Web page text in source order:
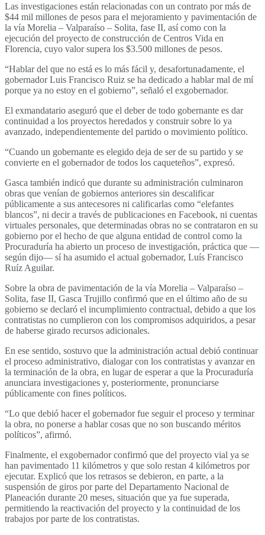
Las investigaciones están relacionadas con un contrato por más de
$44 mil millones de pesos para el mejoramiento y pavimentación de
la vía Morelia – Valparaíso – Solita, fase II, así como con la
ejecución del proyecto de construcción de Centros Vida en
Florencia, cuyo valor supera los $3.500 millones de pesos.
“Hablar del que no está es lo más fácil y, desafortunadamente, el
gobernador Luis Francisco Ruiz se ha dedicado a hablar mal de mí
porque ya no estoy en el gobierno”, señaló el exgobernador.
El exmandatario aseguró que el deber de todo gobernante es dar
continuidad a los proyectos heredados y construir sobre lo ya
avanzado, independientemente del partido o movimiento político.
“Cuando un gobernante es elegido deja de ser de su partido y se
convierte en el gobernador de todos los caqueteños”, expresó.
Gasca también indicó que durante su administración culminaron
obras que venían de gobiernos anteriores sin descalificar
públicamente a sus antecesores ni calificarlas como “elefantes
blancos”, ni decir a través de publicaciones en Facebook, ni cuentas
virtuales personales, que determinadas obras no se contrataron en su
gobierno por el hecho de que alguna entidad de control como la
Procuraduría ha abierto un proceso de investigación, práctica que —
según dijo— sí ha asumido el actual gobernador, Luís Francisco
Ruíz Aguilar.
Sobre la obra de pavimentación de la vía Morelia – Valparaíso –
Solita, fase II, Gasca Trujillo confirmó que en el último año de su
gobierno se declaró el incumplimiento contractual, debido a que los
contratistas no cumplieron con los compromisos adquiridos, a pesar
de haberse girado recursos adicionales.
En ese sentido, sostuvo que la administración actual debió continuar
el proceso administrativo, dialogar con los contratistas y avanzar en
la terminación de la obra, en lugar de esperar a que la Procuraduría
anunciara investigaciones y, posteriormente, pronunciarse
públicamente con fines políticos.
“Lo que debió hacer el gobernador fue seguir el proceso y terminar
la obra, no ponerse a hablar cosas que no son buscando méritos
políticos”, afirmó.
Finalmente, el exgobernador confirmó que del proyecto vial ya se
han pavimentado 11 kilómetros y que solo restan 4 kilómetros por
ejecutar. Explicó que los retrasos se debieron, en parte, a la
suspensión de giros por parte del Departamento Nacional de
Planeación durante 20 meses, situación que ya fue superada,
permitiendo la reactivación del proyecto y la continuidad de los
trabajos por parte de los contratistas.